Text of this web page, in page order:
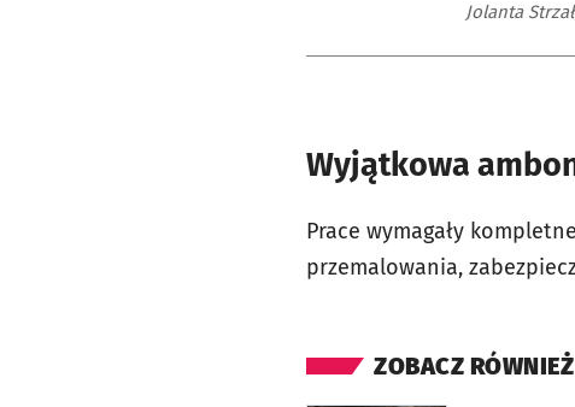
Jolanta
Wyjątkowa
Prace wymagały
przemalowania,
ZOBACZ RÓWNIEŻ